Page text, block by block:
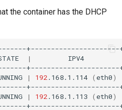
the container has the DHCP
| IPV4
| 192 .168.1.114 ( eth0)
| 192 .168.1.113 ( eth0)